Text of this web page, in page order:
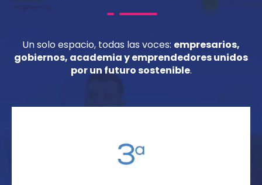
Un solo espacio, todas las voces: empresarios,
gobiernos, academia y emprendedores unidos
por un futuro sostenible.